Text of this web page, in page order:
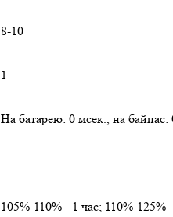
8-10
1
На батарею: 0 мсек., на байпас:
105%-110% - 1 час; 110%-